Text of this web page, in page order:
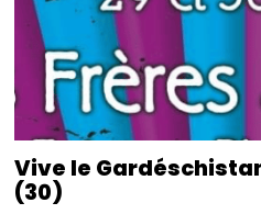
Vive le
(30)